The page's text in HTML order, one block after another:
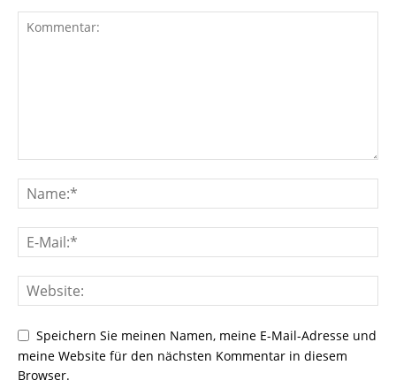
Speichern Sie meinen Namen, meine E-Mail-Adresse und
meine Website für den nächsten Kommentar in diesem
Browser.